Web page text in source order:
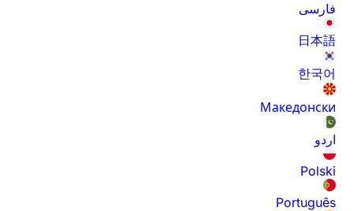
فارسی
日本語
한국어
Македонски
اردو
Polski
Português